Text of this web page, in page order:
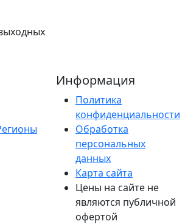
Информация
Политика
конфиденциальности
Обработка
персональных
данных
Карта сайта
Цены на сайте не
являются публичной
офертой